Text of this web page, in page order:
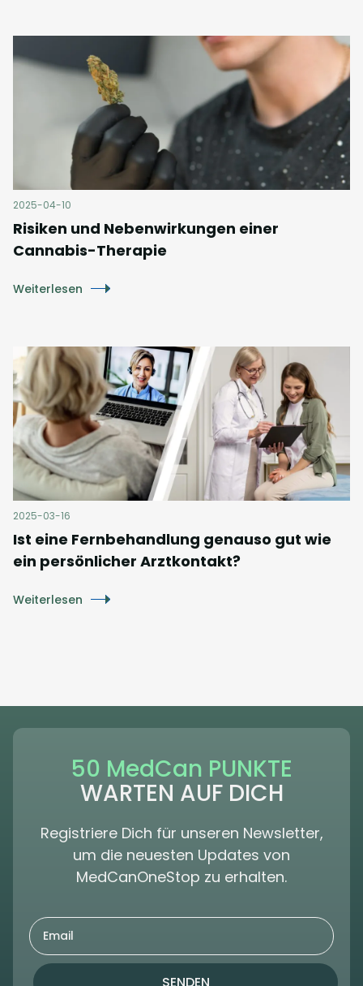
2025-04-10
Risiken und Nebenwirkungen einer
Cannabis-Therapie
Weiterlesen
2025-03-16
Ist eine Fernbehandlung genauso gut wie
ein persönlicher Arztkontakt?
Weiterlesen
50 MedCan PUNKTE
WARTEN AUF DICH
Registriere Dich für unseren Newsletter,
um die neuesten Updates von
MedCanOneStop zu erhalten.